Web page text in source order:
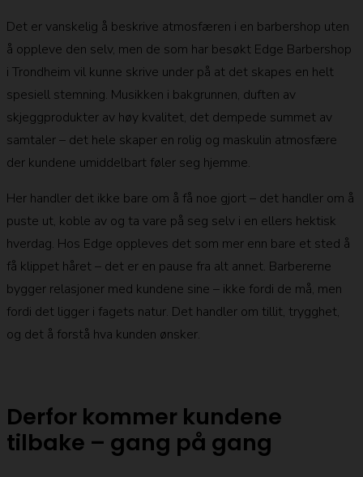
Det er vanskelig å beskrive atmosfæren i en barbershop uten
å oppleve den selv, men de som har besøkt Edge Barbershop
i Trondheim vil kunne skrive under på at det skapes en helt
spesiell stemning. Musikken i bakgrunnen, duften av
skjeggprodukter av høy kvalitet, det dempede summet av
samtaler – det hele skaper en rolig og maskulin atmosfære
der kundene umiddelbart føler seg hjemme.
Her handler det ikke bare om å få noe gjort – det handler om å
puste ut, koble av og ta vare på seg selv i en ellers hektisk
hverdag. Hos Edge oppleves det som mer enn bare et sted å
få klippet håret – det er en pause fra alt annet. Barbererne
bygger relasjoner med kundene sine – ikke fordi de må, men
fordi det ligger i fagets natur. Det handler om tillit, trygghet,
og det å forstå hva kunden ønsker.
Derfor kommer kundene
tilbake – gang på gang